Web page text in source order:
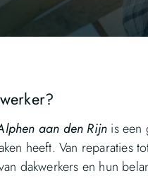
aan den Rijn is een
heeft. Van reparaties
dakwerkers en hun